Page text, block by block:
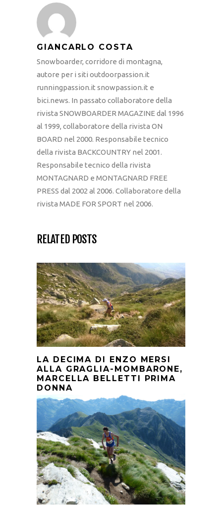
GIANCARLO COSTA
Snowboarder, corridore di montagna,
autore per i siti outdoorpassion.it
runningpassion.it snowpassion.it e
bici.news. In passato collaboratore della
rivista SNOWBOARDER MAGAZINE dal 1996
al 1999, collaboratore della rivista ON
BOARD nel 2000. Responsabile tecnico
della rivista BACKCOUNTRY nel 2001.
Responsabile tecnico della rivista
MONTAGNARD e MONTAGNARD FREE
PRESS dal 2002 al 2006. Collaboratore della
rivista MADE FOR SPORT nel 2006.
RELATED POSTS
LA DECIMA DI ENZO MERSI
ALLA GRAGLIA-MOMBARONE,
MARCELLA BELLETTI PRIMA
DONNA